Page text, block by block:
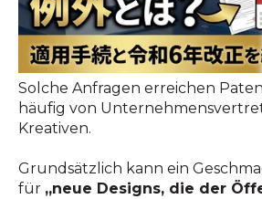
Solche Anfragen erreichen
häufig von
Kreativen.
Grundsätzlich kann ein
für „neue Designs, die der